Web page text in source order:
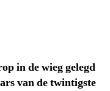
in de wieg gelegd
van de twintigste